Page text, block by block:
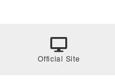
Official Site